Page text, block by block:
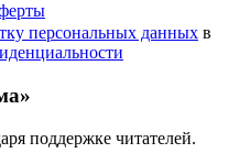
персональных данных в
поддержке читателей.